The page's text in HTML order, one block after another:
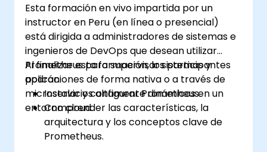
Esta formación en vivo impartida por un
instructor en Peru (en línea o presencial)
está dirigida a administradores de sistemas e
ingenieros de DevOps que desean utilizar
Prometheus para supervisar sistemas y
aplicaciones de forma nativa o a través de
microservicios altamente dinámicos en un
entorno cloud.
Al finalizar esta formación, los participantes
podrán:
Instalar y configurar Prometheus.
Comprender las características, la
arquitectura y los conceptos clave de
Prometheus.